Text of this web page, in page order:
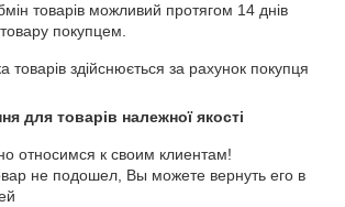
товарів можливий протягом 14 днів
покупцем.
товарів здійснюється за рахунок покупця
для товарів належної якості
относимся к своим клиентам!
не подошел, Вы можете вернуть его в